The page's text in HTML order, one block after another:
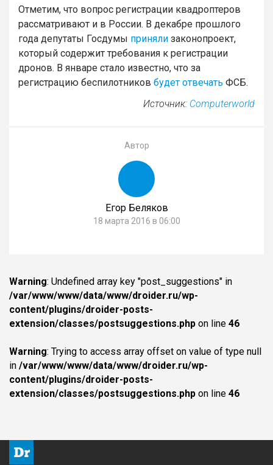
Отметим, что вопрос регистрации квадроптеров
рассматривают и в России. В декабре прошлого
года депутаты Госдумы приняли законопроект,
который содержит требования к регистрации
дронов. В январе стало известно, что за
регистрацию беспилотников будет отвечать ФСБ.
Источник: Computerworld
Автор
Егор Беляков
18 марта 2016 в 06:00
Warning: Undefined array key "post_suggestions" in
/var/www/www/data/www/droider.ru/wp-
content/plugins/droider-posts-
extension/classes/postsuggestions.php on line 46
Warning: Trying to access array offset on value of type null
in /var/www/www/data/www/droider.ru/wp-
content/plugins/droider-posts-
extension/classes/postsuggestions.php on line 46